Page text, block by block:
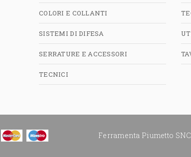
COLORI E COLLANTI
SISTEMI DI DIFESA
SERRATURE E ACCESSORI
TECNICI
Ferramenta Piumetto